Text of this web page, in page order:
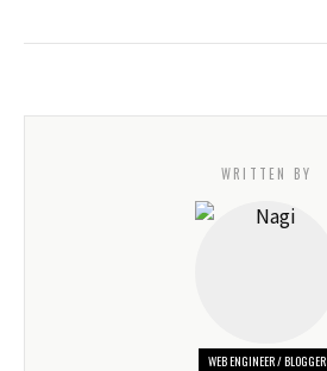
WRITTEN BY
WEB ENGINEER / BLOGGER